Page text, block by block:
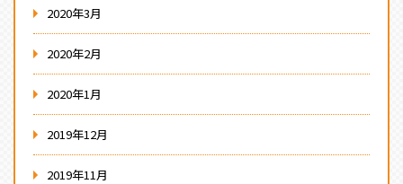
2020年3月
2020年2月
2020年1月
2019年12月
2019年11月